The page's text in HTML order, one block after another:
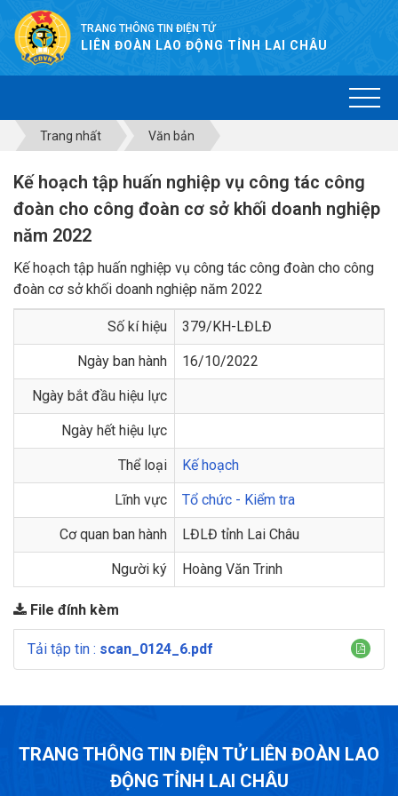
TRANG THÔNG TIN ĐIỆN TỬ
LIÊN ĐOÀN LAO ĐỘNG TỈNH LAI CHÂU
Trang nhất Văn bản
Kế hoạch tập huấn nghiệp vụ công tác công
đoàn cho công đoàn cơ sở khối doanh nghiệp
năm 2022
Kế hoạch tập huấn nghiệp vụ công tác công đoàn cho công
đoàn cơ sở khối doanh nghiệp năm 2022
Số kí hiệu 379/KH-LĐLĐ
Ngày ban hành 16/10/2022
Ngày bắt đầu hiệu lực
Ngày hết hiệu lực
Thể loại Kế hoạch
Lĩnh vực Tổ chức - Kiểm tra
Cơ quan ban hành LĐLĐ tỉnh Lai Châu
Người ký Hoàng Văn Trinh
File đính kèm
Tải tập tin : scan_0124_6.pdf
TRANG THÔNG TIN ĐIỆN TỬ LIÊN ĐOÀN LAO
ĐỘNG TỈNH LAI CHÂU